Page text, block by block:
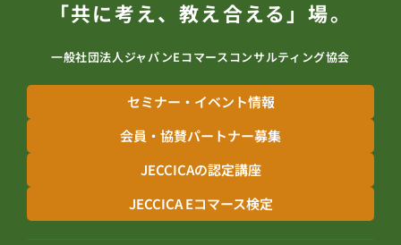
「共に考え、教え合える」場。
一般社団法人ジャパンEコマースコンサルティング協会
セミナー・イベント情報
会員・協賛パートナー募集
JECCICAの認定講座
JECCICA Eコマース検定